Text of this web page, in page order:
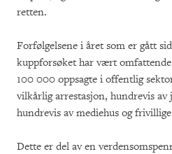
retten.
Forfølgelsene i året som er gått
kuppforsøket har vært omfattende
100 000 oppsagte i offentlig
vilkårlig arrestasjon, hundrevis
hundrevis av mediehus og
Dette er del av en